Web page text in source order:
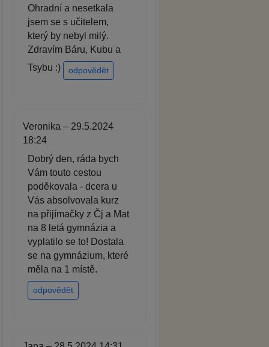
Ohradní a nesetkala
jsem se s učitelem,
který by nebyl milý.
Zdravím Báru, Kubu a
Tsybu :)
odpovědět
Veronika – 29.5.2024
18:24
Dobrý den, ráda bych
Vám touto cestou
poděkovala - dcera u
Vás absolvovala kurz
na přijímačky z Čj a Mat
na 8 letá gymnázia a
vyplatilo se to! Dostala
se na gymnázium, které
měla na 1 místě.
odpovědět